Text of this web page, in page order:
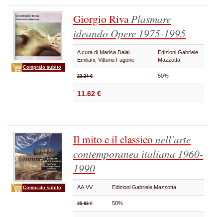
Compralo subito
Giorgio RivaPlasmare
ideando Opere 1975-1995
A cura di Marisa Dalai
Emiliani, Vittorio Fagone
Edizioni Gabriele
Mazzotta
23.24 € 50%
11.62 €
Compralo subito
Il mito e il classico nell'arte
contemporanea italiana 1960-
1990
AA.VV. Edizioni Gabriele Mazzotta
25.83 € 50%